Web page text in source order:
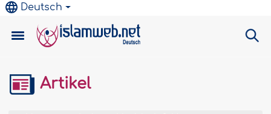
Deutsch
Artikel